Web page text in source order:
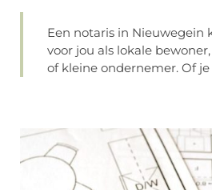
Een notaris in Nieuwegein
voor jou als lokale
of kleine ondernemer. Of je